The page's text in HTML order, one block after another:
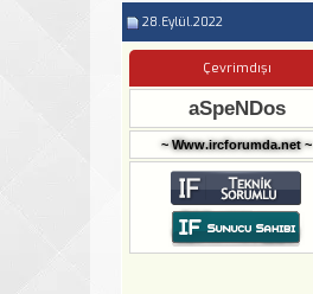
28.Eylül.2022
Çevrimdışı
aSpeNDos
~ Www.ircforumda.net ~